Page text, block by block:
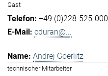
Gast
+49 (0)228-525-000
cduran@...
Andrej Goerlitz
technischer Mitarbeiter